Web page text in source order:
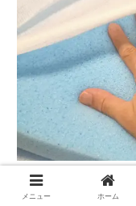
MagicBlue超低
パー試してみた
メニュー ホーム